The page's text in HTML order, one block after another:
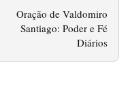
Oração de Valdomiro
Santiago: Poder e Fé
Diários